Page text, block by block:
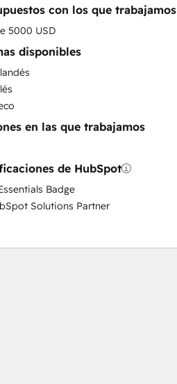
and Marketing Alignment
Enablement
Media
Production
Design
Development
con los que trabajamos
5000 USD
disponibles
en las que trabajamos
de HubSpot
Badge
Solutions Partner